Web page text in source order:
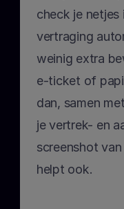
check je netjes
vertraging
weinig extra
e-ticket of
dan, samen
je vertrek- en
screenshot
helpt ook.